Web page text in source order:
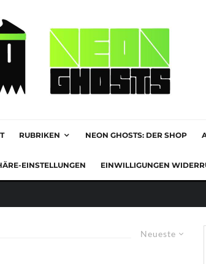
RUBRIKEN NEON GHOSTS: DER SHOP
EINSTELLUNGEN EINWILLIGUNGEN
Neueste